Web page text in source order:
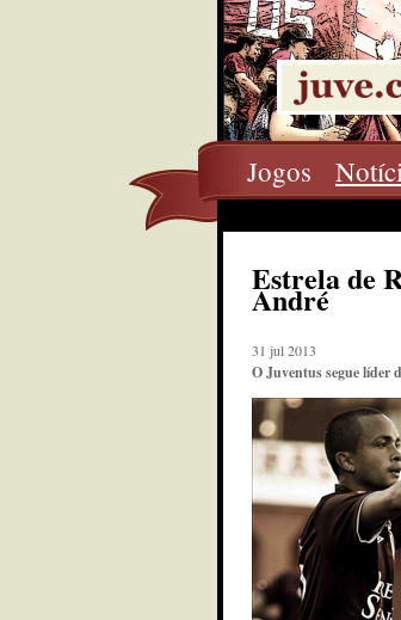
Jogos
Estrela de
André
31 jul 2013
O Juventus segue líder